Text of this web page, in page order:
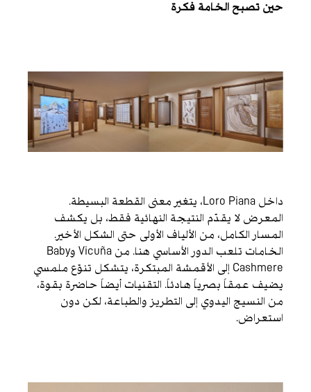
حين تصبح الخامة فكرة
داخل Loro Piana، يتغير معنى القطعة البسيطة.
المعرض لا يقدّم النتيجة النهائية فقط، بل يكشف
المسار الكامل، من الألياف الأولى حتى الشكل الأخير.
الخامات تلعب الدور الأساسي هنا. من Vicuña وBaby
Cashmere إلى الأقمشة المبتكرة، يتشكل تنوّع ملمسي
يضيف عمقاً بصرياً هادئاً. التقنيات أيضاً حاضرة بقوة،
من النسيج اليدوي إلى التطريز والطباعة، لكن دون
استعراض.